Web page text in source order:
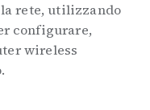
rete, utilizzando
configurare,
wireless